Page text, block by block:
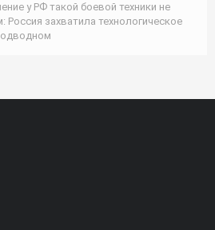
у РФ такой боевой техники не
Россия захватила технологическое